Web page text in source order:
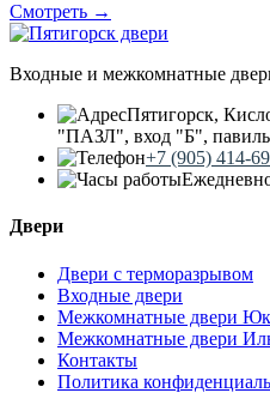
Смотреть →
Входные и межкомнатные
Пятигорск,
"ПАЗЛ", вход "Б",
+7 (905) 414-
Двери
Двери с терморазрывом
Входные двери
Межкомнатные двери
Межкомнатные двери
Контакты
Политика